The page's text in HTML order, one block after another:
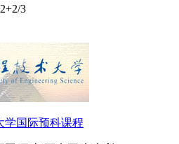
3
学国际预科课程